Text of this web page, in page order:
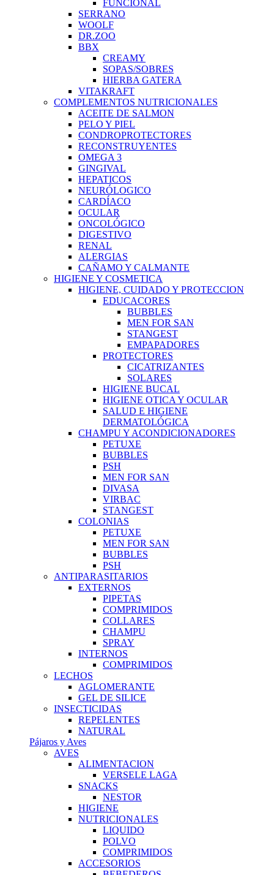
FUNCIONAL
SERRANO
WOOLF
DR.ZOO
BBX
CREAMY
SOPAS/SOBRES
HIERBA GATERA
VITAKRAFT
COMPLEMENTOS NUTRICIONALES
ACEITE DE SALMON
PELO Y PIEL
CONDROPROTECTORES
RECONSTRUYENTES
OMEGA 3
GINGIVAL
HEPATICOS
NEURÓLOGICO
CARDÍACO
OCULAR
ONCOLÓGICO
DIGESTIVO
RENAL
ALERGIAS
CAÑAMO Y CALMANTE
HIGIENE Y COSMETICA
HIGIENE, CUIDADO Y PROTECCION
EDUCACORES
BUBBLES
MEN FOR SAN
STANGEST
EMPAPADORES
PROTECTORES
CICATRIZANTES
SOLARES
HIGIENE BUCAL
HIGIENE OTICA Y OCULAR
SALUD E HIGIENE
DERMATOLÓGICA
CHAMPU Y ACONDICIONADORES
PETUXE
BUBBLES
PSH
MEN FOR SAN
DIVASA
VIRBAC
STANGEST
COLONIAS
PETUXE
MEN FOR SAN
BUBBLES
PSH
ANTIPARASITARIOS
EXTERNOS
PIPETAS
COMPRIMIDOS
COLLARES
CHAMPU
SPRAY
INTERNOS
COMPRIMIDOS
LECHOS
AGLOMERANTE
GEL DE SILICE
INSECTICIDAS
REPELENTES
NATURAL
Pájaros y Aves
AVES
ALIMENTACION
VERSELE LAGA
SNACKS
NESTOR
HIGIENE
NUTRICIONALES
LIQUIDO
POLVO
COMPRIMIDOS
ACCESORIOS